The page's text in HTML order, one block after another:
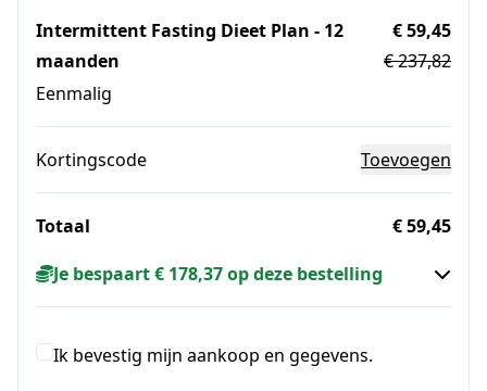
Intermittent Fasting Dieet Plan - 12
maanden
Eenmalig
€ 59,45
€ 237,82
Kortingscode Toevoegen
Totaal
€ 59,45
Je bespaart € 178,37 op deze bestelling
Ik bevestig mijn aankoop en gegevens.